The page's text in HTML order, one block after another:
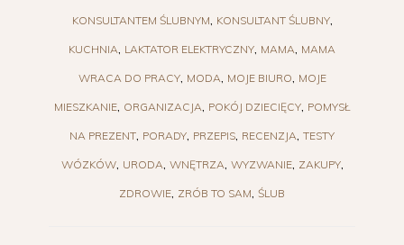
KONSULTANTEM ŚLUBNYM KONSULTANT ŚLUBNY
KUCHNIA LAKTATOR ELEKTRYCZNY MAMA MAMA
WRACA DO PRACY MODA MOJE BIURO MOJE
MIESZKANIE ORGANIZACJA POKÓJ DZIECIĘCY POMYSŁ
NA PREZENT PORADY PRZEPIS RECENZJA TESTY
WÓZKÓW URODA WNĘTRZA WYZWANIE ZAKUPY
ZDROWIE ZRÓB TO SAM ŚLUB